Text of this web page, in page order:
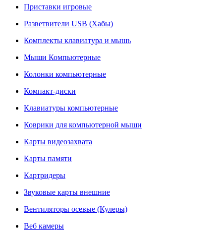
Приставки игровые
Разветвители USB (Хабы)
Комплекты клавиатура и мышь
Мыши Компьютерные
Колонки компьютерные
Компакт-диски
Клавиатуры компьютерные
Коврики для компьютерной мыши
Карты видеозахвата
Карты памяти
Картридеры
Звуковые карты внешние
Вентиляторы осевые (Кулеры)
Веб камеры